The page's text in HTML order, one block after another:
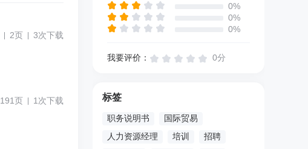
2页 3次下载
191页 1次下载
0%
0%
0%
我要评价： 0分
标签
职务说明书
国际贸易
人力资源经理
培训
招聘